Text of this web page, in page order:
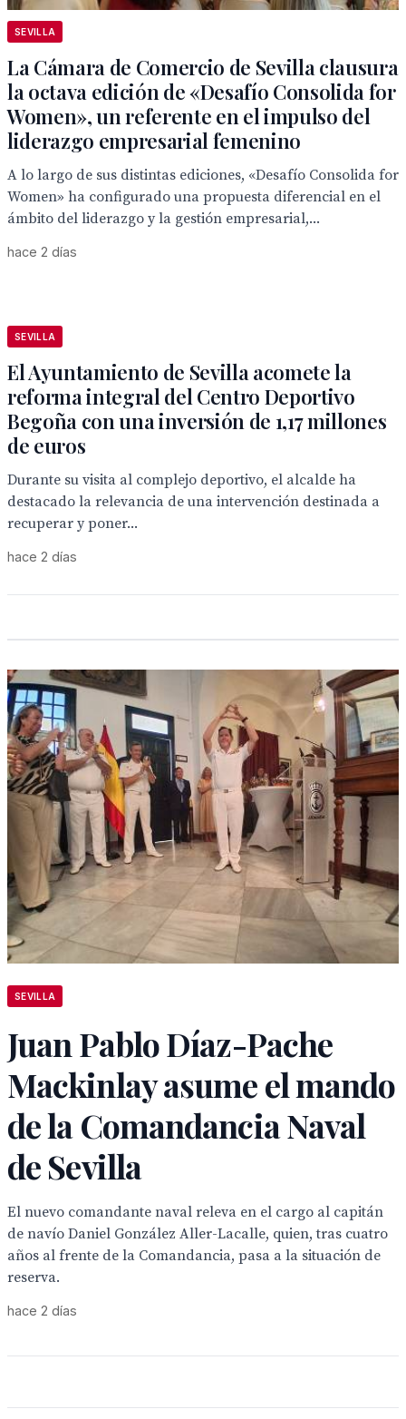
SEVILLA
La Cámara de Comercio de Sevilla clausura
la octava edición de «Desafío Consolida for
Women», un referente en el impulso del
liderazgo empresarial femenino
A lo largo de sus distintas ediciones, «Desafío Consolida for
Women» ha configurado una propuesta diferencial en el
ámbito del liderazgo y la gestión empresarial,...
hace 2 días
SEVILLA
El Ayuntamiento de Sevilla acomete la
reforma integral del Centro Deportivo
Begoña con una inversión de 1,17 millones
de euros
Durante su visita al complejo deportivo, el alcalde ha
destacado la relevancia de una intervención destinada a
recuperar y poner...
hace 2 días
SEVILLA
Juan Pablo Díaz-Pache
Mackinlay asume el mando
de la Comandancia Naval
de Sevilla
El nuevo comandante naval releva en el cargo al capitán
de navío Daniel González Aller-Lacalle, quien, tras cuatro
años al frente de la Comandancia, pasa a la situación de
reserva.
hace 2 días